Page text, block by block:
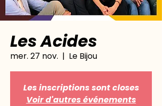
Les Acides
mer. 27 nov.
  |
Le Bijou
Les inscriptions sont closes
Voir d'autres événements